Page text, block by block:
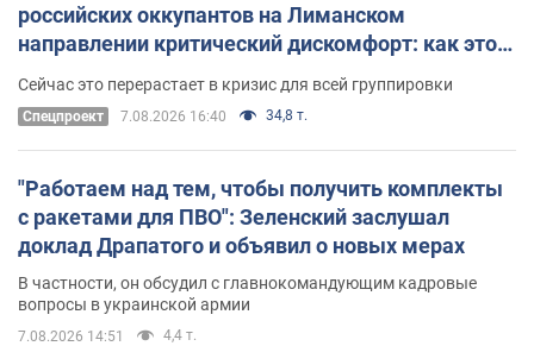
российских оккупантов на Лиманском
направлении критический дискомфорт: как это
удалось
Сейчас это перерастает в кризис для всей группировки
Спецпроект 7.08.2026 16:40 34,8 т.
"Работаем над тем, чтобы получить комплекты
с ракетами для ПВО": Зеленский заслушал
доклад Драпатого и объявил о новых мерах
В частности, он обсудил с главнокомандующим кадровые
вопросы в украинской армии
7.08.2026 14:51 4,4 т.